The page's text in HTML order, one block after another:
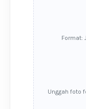
Format:
Unggah foto